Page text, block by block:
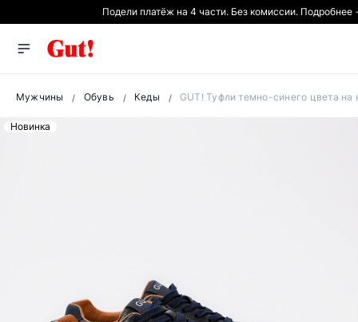
Подели платёж на 4 части. Без комиссии. Подробнее
Мужчины Обувь Кеды GUT! Туфли темно-синего цвета на
Новинка